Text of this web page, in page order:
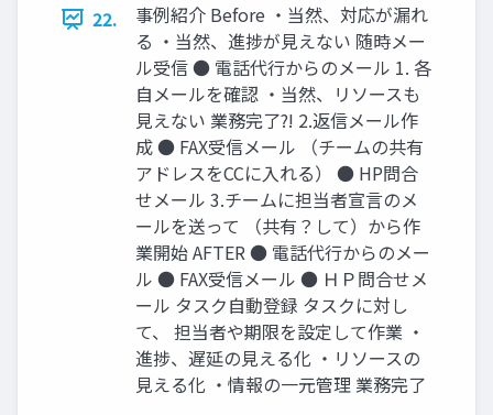
22.
事例紹介 Before ・当然、対応が漏れ
る ・当然、進捗が見えない 随時メー
ル受信 ● 電話代行からのメール 1. 各
自メールを確認 ・当然、リソースも
見えない 業務完了⁈ 2.返信メール作
成 ● FAX受信メール （チームの共有
アドレスをCCに入れる） ● HP問合
せメール 3.チームに担当者宣言のメ
ールを送って （共有？して）から作
業開始 AFTER ● 電話代行からのメー
ル ● FAX受信メール ● ＨＰ問合せメ
ール タスク自動登録 タスクに対し
て、 担当者や期限を設定して作業 ・
進捗、遅延の見える化 ・リソースの
見える化 ・情報の一元管理 業務完了